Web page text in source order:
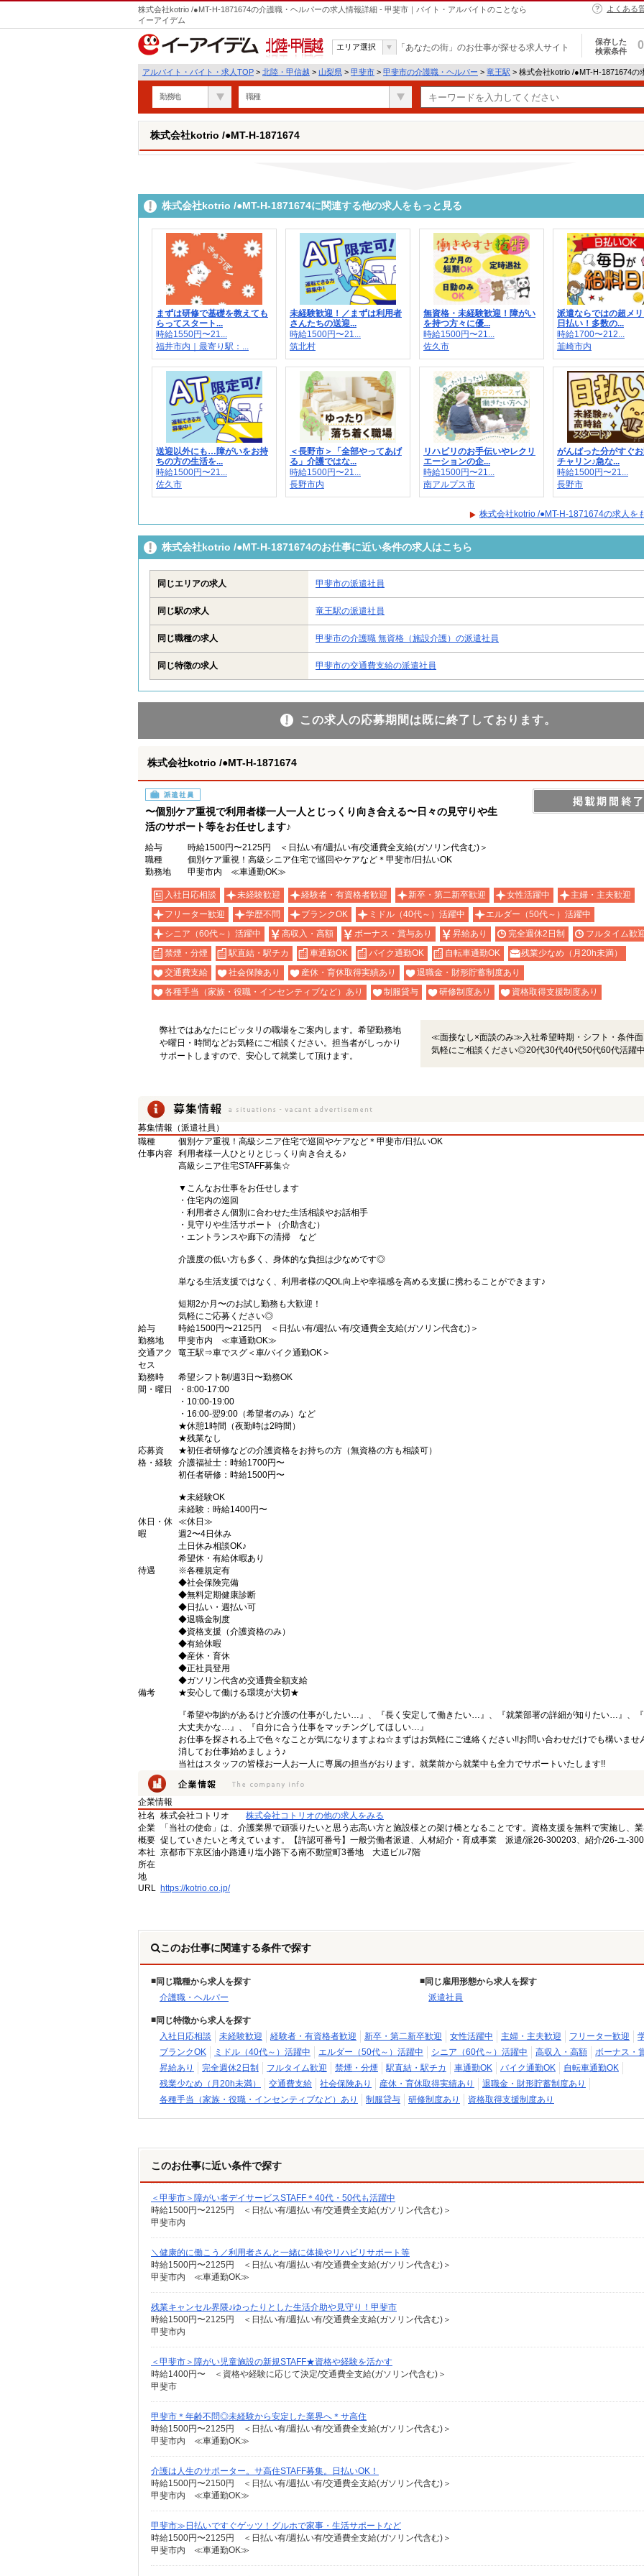
株式会社kotrio /●MT-H-1871674の介護職・ヘルパーの求人情報詳細 - 甲斐市｜バイト・アルバイトのことなら
イーアイデム
よくある
北陸・甲信越
エリア選択 「あなたの街」のお仕事が探せる求人サイト
保存した
検索条件
0
アルバイト・バイト・求人TOP > 北陸・甲信越 > 山梨県 > 甲斐市 > 甲斐市の介護職・ヘルパー > 竜王駅 > 株式会社kotrio /●MT-H-1871674の
勤務地 職種
株式会社kotrio /●MT-H-1871674
株式会社kotrio /●MT-H-1871674に関連する他の求人をもっと見る
まずは研修で基礎を教えても
らってスタート...
時給1550円〜21...
福井市内｜最寄り駅：...
未経験歓迎！／まずは利用者
さんたちの送迎...
時給1500円〜21...
筑北村
無資格・未経験歓迎！障がい
を持つ方々に優...
時給1500円〜21...
佐久市
派遣ならではの超メ
日払い！多数の...
時給1700〜212...
韮崎市内
送迎以外にも…障がいをお持
ちの方の生活を...
時給1500円〜21...
佐久市
＜長野市＞「全部やってあげ
る」介護ではな...
時給1500円〜21...
長野市内
リハビリのお手伝いやレクリ
エーションの企...
時給1500円〜21...
南アルプス市
がんばった分がすぐ
チャリン♪急な...
時給1500円〜21...
長野市
株式会社kotrio /●MT-H-1871674の求人を
株式会社kotrio /●MT-H-1871674のお仕事に近い条件の求人はこちら
同じエリアの求人 甲斐市の派遣社員
同じ駅の求人 竜王駅の派遣社員
同じ職種の求人 甲斐市の介護職 無資格（施設介護）の派遣社員
同じ特徴の求人 甲斐市の交通費支給の派遣社員
この求人の応募期間は既に終了しております。
株式会社kotrio /●MT-H-1871674
派遣社員
〜個別ケア重視で利用者様一人一人とじっくり向き合える〜日々の見守りや生
活のサポート等をお任せします♪
給与
時給1500円〜2125円 ＜日払い有/週払い有/交通費全支給(ガソリン代含む)＞
職種
個別ケア重視！高級シニア住宅で巡回やケアなど＊甲斐市/日払いOK
勤務地
甲斐市内 ≪車通勤OK≫
入社日応相談 未経験歓迎 経験者・有資格者歓迎 新卒・第二新卒歓迎 女性活躍中
主婦・主夫歓迎
フリーター歓迎
学歴不問 ブランクOK ミドル（40代～）活躍中
エルダー（50代～）活躍中
シニア（60代～）活躍中
高収入・高額 ボーナス・賞与あり 昇給あり 完全週休2日制
フルタイム歓
禁煙・分煙
駅直結・駅チカ 車通勤OK バイク通勤OK 自転車通勤OK
残業少なめ（月20h未満）
交通費支給
社会保険あり 産休・育休取得実績あり
退職金・財形貯蓄制度あり
各種手当（家族・役職・インセンティブなど）あり
制服貸与 研修制度あり 資格取得支援制度あり
弊社ではあなたにピッタリの職場をご案内します。希望勤務地
や曜日・時間などお気軽にご相談ください。担当者がしっかり
サポートしますので、安心して就業して頂けます。
≪面接なし×面談のみ≫入社希望時期・シフト・条件
気軽にご相談ください◎20代30代40代50代60代活躍
募集情報（派遣社員）
職種
個別ケア重視！高級シニア住宅で巡回やケアなど＊甲斐市/日払いOK
仕事内容 利用者様一人ひとりとじっくり向き合える♪
高級シニア住宅STAFF募集☆
▼こんなお仕事をお任せします
・住宅内の巡回
・利用者さん個別に合わせた生活相談やお話相手
・見守りや生活サポート（介助含む）
・エントランスや廊下の清掃 など
介護度の低い方も多く、身体的な負担は少なめです◎
単なる生活支援ではなく、利用者様のQOL向上や幸福感を高める支援に携わることができます♪
短期2か月〜のお試し勤務も大歓迎！
気軽にご応募ください◎
給与
時給1500円〜2125円 ＜日払い有/週払い有/交通費全支給(ガソリン代含む)＞
勤務地
甲斐市内 ≪車通勤OK≫
交通アク
セス
竜王駅⇒車でスグ＜車/バイク通勤OK＞
勤務時
間・曜日
希望シフト制/週3日〜勤務OK
・8:00-17:00
・10:00-19:00
・16:00-翌9:00（希望者のみ）など
★休憩1時間（夜勤時は2時間）
★残業なし
応募資
格・経験
★初任者研修などの介護資格をお持ちの方（無資格の方も相談可）
介護福祉士：時給1700円〜
初任者研修：時給1500円〜
★未経験OK
未経験：時給1400円〜
休日・休
暇
≪休日≫
週2〜4日休み
土日休み相談OK♪
希望休・有給休暇あり
待遇
※各種規定有
◆社会保険完備
◆無料定期健康診断
◆日払い・週払い可
◆退職金制度
◆資格支援（介護資格のみ）
◆有給休暇
◆産休・育休
◆正社員登用
◆ガソリン代含め交通費全額支給
備考
★安心して働ける環境が大切★
『希望や制約があるけど介護の仕事がしたい…』、『長く安定して働きたい…』、『就業部署の詳細が知りたい…』、
大丈夫かな…』、『自分に合う仕事をマッチングしてほしい…』
お仕事を探される上で色々なことが気になりますよね☆まずはお気軽にご連絡ください!!お問い合わせだけでも構いませ
消してお仕事始めましょう♪
当社はスタッフの皆様お一人お一人に専属の担当がおります。就業前から就業中も全力でサポートいたします!!
企業情報
社名
株式会社コトリオ
株式会社コトリオの他の求人をみる
企業
概要
「当社の使命」は、介護業界で頑張りたいと思う志高い方と施設様との架け橋となることです。資格支援を無料で実施し、
促していきたいと考えています。【許認可番号】一般労働者派遣、人材紹介・育成事業 派遣/派26-300203、紹介/26-ユ-
本社
所在
地
京都市下京区油小路通り塩小路下る南不動堂町3番地 大道ビル7階
URL https://kotrio.co.jp/
このお仕事に関連する条件で探す
同じ職種から求人を探す
介護職・ヘルパー
同じ雇用形態から求人を探す
派遣社員
同じ特徴から求人を探す
入社日応相談
未経験歓迎 経験者・有資格者歓迎 新卒・第二新卒歓迎 女性活躍中 主婦・主夫歓迎 フリーター歓迎
ブランクOK
ミドル（40代～）活躍中 エルダー（50代～）活躍中 シニア（60代～）活躍中 高収入・高額
ボーナス・
昇給あり
完全週休2日制 フルタイム歓迎 禁煙・分煙 駅直結・駅チカ 車通勤OK バイク通勤OK
自転車通勤OK
残業少なめ（月20h未満）
交通費支給 社会保険あり 産休・育休取得実績あり
退職金・財形貯蓄制度あり
各種手当（家族・役職・インセンティブなど）あり
制服貸与 研修制度あり 資格取得支援制度あり
このお仕事に近い条件で探す
＜甲斐市＞障がい者デイサービスSTAFF＊40代・50代も活躍中
時給1500円〜2125円 ＜日払い有/週払い有/交通費全支給(ガソリン代含む)＞
甲斐市内
＼健康的に働こう／利用者さんと一緒に体操やリハビリサポート等
時給1500円〜2125円 ＜日払い有/週払い有/交通費全支給(ガソリン代含む)＞
甲斐市内 ≪車通勤OK≫
残業キャンセル界隈♪ゆったりとした生活介助や見守り！甲斐市
時給1500円〜2125円 ＜日払い有/週払い有/交通費全支給(ガソリン代含む)＞
甲斐市内
＜甲斐市＞障がい児童施設の新規STAFF★資格や経験を活かす
時給1400円〜 ＜資格や経験に応じて決定/交通費全支給(ガソリン代含む)＞
甲斐市
甲斐市＊年齢不問◎未経験から安定した業界へ＊サ高住
時給1500円〜2125円 ＜日払い有/週払い有/交通費全支給(ガソリン代含む)＞
甲斐市内 ≪車通勤OK≫
介護は人生のサポーター。サ高住STAFF募集。日払いOK！
時給1500円〜2150円 ＜日払い有/週払い有/交通費全支給(ガソリン代含む)＞
甲斐市内 ≪車通勤OK≫
甲斐市≫日払いですぐゲッツ！グルホで家事・生活サポートなど
時給1500円〜2125円 ＜日払い有/週払い有/交通費全支給(ガソリン代含む)＞
甲斐市内 ≪車通勤OK≫